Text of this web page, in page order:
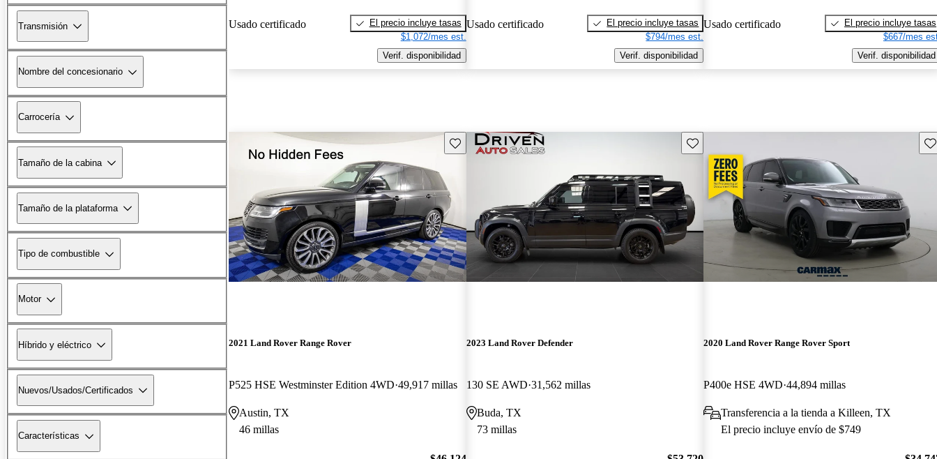
Transmisión
Nombre del concesionario
Carrocería
Tamaño de la cabina
Tamaño de la plataforma
Tipo de combustible
Motor
Híbrido y eléctrico
Nuevos/Usados/Certificados
Características
Usado certificado
El precio incluye tasas
$1,072/mes est.
Verif. disponibilidad
Usado certificado
El precio incluye tasas
$794/mes est.
Verif. disponibilidad
Usado certificado
El precio incluye tasas
$667/mes
Verif. disponibilidad
Guarda este Aviso
2021 Land Rover Range Rover
P525 HSE Westminster Edition 4WD 49,917 millas
Austin, TX
46 millas
Guarda este Aviso
2023 Land Rover Defender
130 SE AWD 31,562 millas
Buda, TX
73 millas
2020 Land Rover Range Rover Sport
P400e HSE 4WD 44,894 millas
Transferencia a la tienda a Killeen, TX
El precio incluye envío de $749